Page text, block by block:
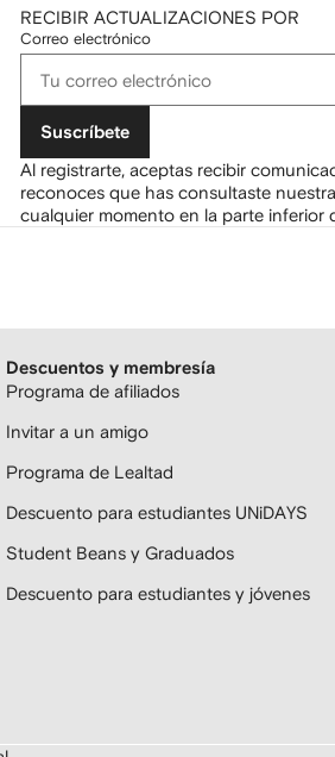
RECIBIR ACTUALIZACIONES POR
Correo electrónico
Suscríbete
Al registrarte, aceptas recibir
reconoces que has consultaste nuestra
cualquier momento en la parte inferior
Descuentos y membresía
Programa de afiliados
Invitar a un amigo
Programa de Lealtad
Descuento para estudiantes UNiDAYS
Student Beans y Graduados
Descuento para estudiantes y jóvenes